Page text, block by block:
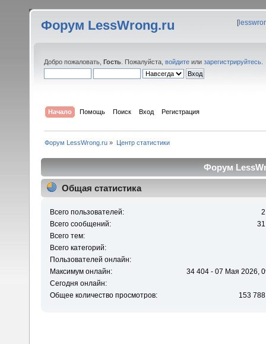
Форум LessWrong.ru [
Добро пожаловать, Гость . Пожалуйста, войдите или зарегистрируйтесь
Начало Помощь Поиск Вход Регистрация
Форум LessWrong.ru » Центр статистики
Форум
Общая статистика
Всего пользователей:
Всего сообщений:
Всего тем:
Всего категорий:
Пользователей онлайн:
Максимум онлайн:
34 404 - 07 Мая 2026,
Сегодня онлайн:
Общее количество просмотров:
153